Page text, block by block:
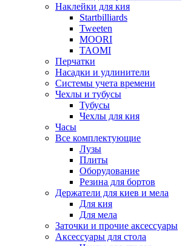
Наклейки для кия
Startbilliards
Tweeten
MOORI
TAOMI
Перчатки
Насадки и удлинители
Системы учета времени
Чехлы и тубусы
Тубусы
Чехлы для кия
Часы
Все комплектующие
Лузы
Плиты
Оборудование
Резина для бортов
Держатели для киев и мела
Для кия
Для мела
Заточки и прочие аксессуары
Аксессуары для стола